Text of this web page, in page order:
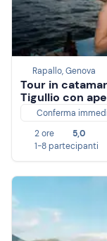
Rapallo, Genova
Tour in
Tigullio con
Conferma
2 ore
5,0
1-8 partecipanti